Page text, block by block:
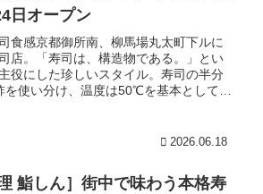
日オープン
食感京都御所南、柳馬場丸太町下ルに
店。「寿司は、構造物である。」とい
役にした珍しいスタイル。寿司の半分
を使い分け、温度は50℃を基本として設
2026.06.18
鮨しん］街中で味わう本格寿